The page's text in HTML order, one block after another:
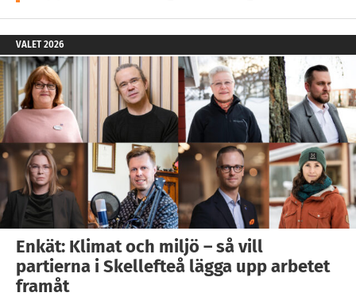
VALET 2026
Enkät: Klimat och miljö – så vill
partierna i Skellefteå lägga upp arbetet
framåt